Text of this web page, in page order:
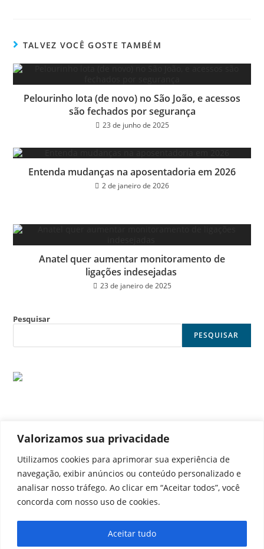
Valorizamos sua privacidade
Utilizamos cookies para aprimorar sua experiência de
navegação, exibir anúncios ou conteúdo personalizado e
analisar nosso tráfego. Ao clicar em “Aceitar todos”, você
concorda com nosso uso de cookies.
Aceitar tudo
ok er
TALVEZ VOCÊ GOSTE TAMBÉM
Pelourinho lota (de novo) no São João, e acessos
são fechados por segurança
23 de junho de 2025
Entenda mudanças na aposentadoria em 2026
2 de janeiro de 2026
Anatel quer aumentar monitoramento de
ligações indesejadas
23 de janeiro de 2025
Pesquisar
PESQUISAR
Política de cookies